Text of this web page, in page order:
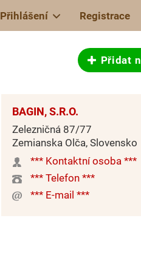
Přihlášení Registrace
Přidat
BAGIN, S.R.O.
Zelezničná 87/77
Zemianska Olča, Slovensko
*** Kontaktní osoba ***
*** Telefon ***
*** E-mail ***